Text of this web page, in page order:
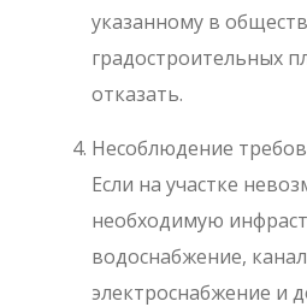
указанному в
градостроительных
отказать.
Несоблюдение
Если на участке
необходимую
водоснабжение,
электроснабжение и